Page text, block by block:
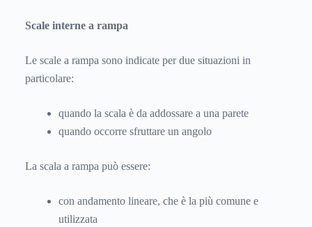
Scale interne a rampa
Le scale a rampa sono indicate per due situazioni in
particolare:
quando la scala è da addossare a una parete
quando occorre sfruttare un angolo
La scala a rampa può essere:
con andamento lineare, che è la più comune e
utilizzata